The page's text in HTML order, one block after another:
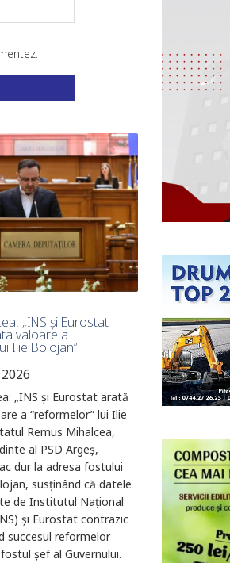
„INS și Eurostat
valoare a
Ilie Bolojan”
„INS și Eurostat arată
a “reformelor” lui Ilie
Remus Mihalcea,
al PSD Argeș,
dur la adresa fostului
susținând că datele
de Institutul Național
și Eurostat contrazic
succesul reformelor
șef al Guvernului.